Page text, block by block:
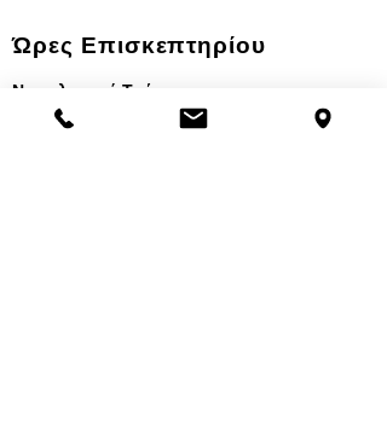
Ώρες Επισκεπτηρίου
Νοσηλευτικά Τμήματα
Χειμερινό ωράριο: 11.00-13.00
17.30-19.30